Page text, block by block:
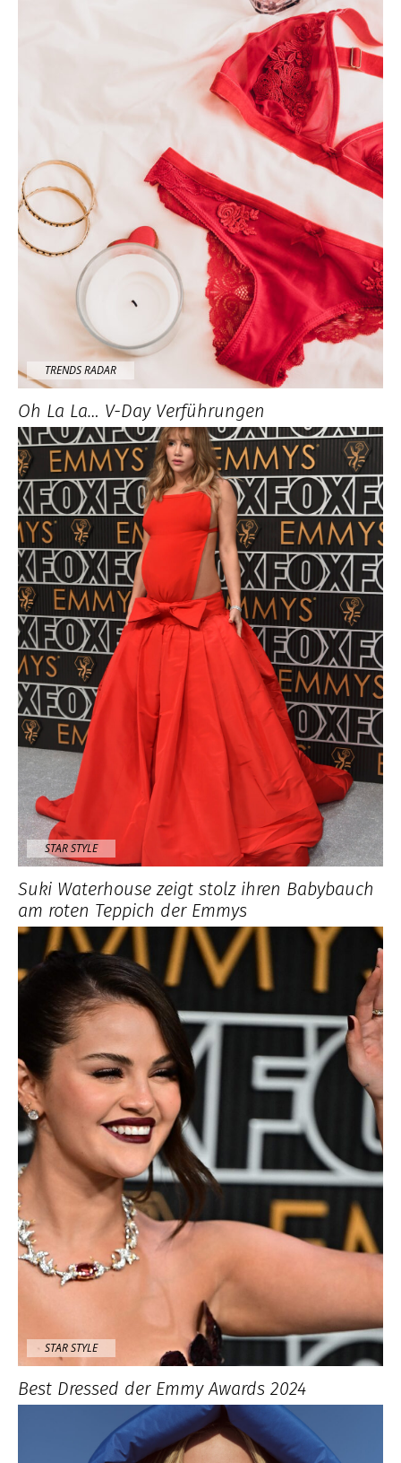
TRENDS RADAR
Oh La La… V-Day Verführungen
STAR STYLE
Suki Waterhouse zeigt stolz ihren Babybauch
am roten Teppich der Emmys
STAR STYLE
Best Dressed der Emmy Awards 2024